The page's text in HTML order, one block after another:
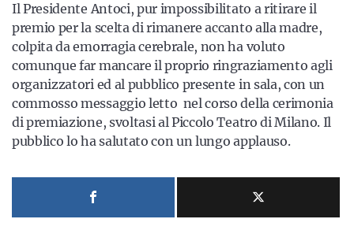
Il Presidente Antoci, pur impossibilitato a ritirare il
premio per la scelta di rimanere accanto alla madre,
colpita da emorragia cerebrale, non ha voluto
comunque far mancare il proprio ringraziamento agli
organizzatori ed al pubblico presente in sala, con un
commosso messaggio letto nel corso della cerimonia
di premiazione, svoltasi al Piccolo Teatro di Milano. Il
pubblico lo ha salutato con un lungo applauso.